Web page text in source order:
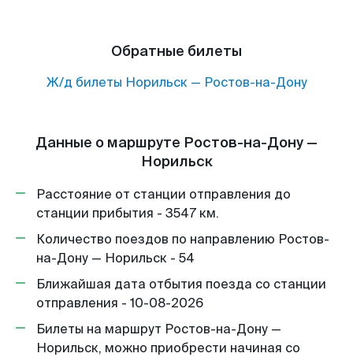
Обратные билеты
Ж/д билеты Норильск— Ростов-на-Дону
Данные о маршруте Ростов-на-Дону —
Норильск
Расстояние от станции отправления до
станции прибытия - 3547 км.
Количество поездов по направлению Ростов-
на-Дону — Норильск - 54
Ближайшая дата отбытия поезда со станции
отправления - 10-08-2026
Билеты на маршрут Ростов-на-Дону —
Норильск, можно приобрести начиная со